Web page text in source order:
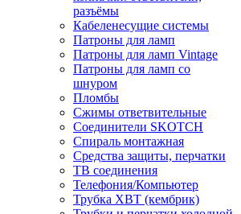
разъёмы
Кабеленесущие системы
Патроны для ламп
Патроны для ламп Vintage
Патроны для ламп со
шнуром
Пломбы
Сжимы ответвительные
Соединители SKOTCH
Спираль монтажная
Средства защиты, перчатки
ТВ соединения
Телефония/Компьютер
Трубка ХВТ (кембрик)